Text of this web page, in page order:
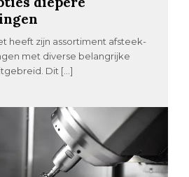
heeft zijn assortiment afsteek-
met diverse belangrijke
Dit […]